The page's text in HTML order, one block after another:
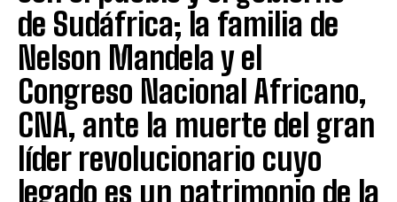
de Sudáfrica; la familia de
Nelson Mandela y el
Congreso Nacional Africano,
CNA, ante la muerte del gran
líder revolucionario cuyo
legado es un patrimonio de la